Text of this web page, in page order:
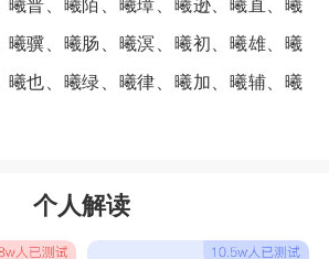
普、曦陌、曦璋、曦逊、曦直、曦
曦骥、曦肠、曦溟、曦初、曦雄、曦
曦也、曦绿、曦律、曦加、曦辅、曦
个人解读